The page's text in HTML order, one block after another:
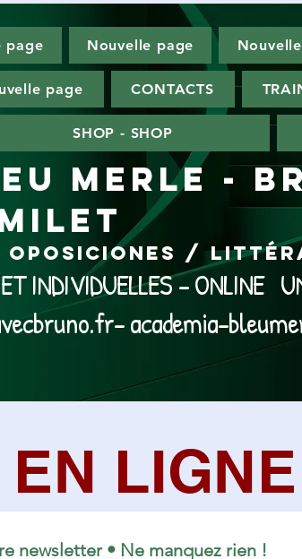
page Nouvelle page
page CONTACTS
SHOP - SHOP
MERLE -
/ Oposiciones /
INDIVIDUELLES - ONLINE
academia-
LIGNE
newsletter • Ne manquez rien !